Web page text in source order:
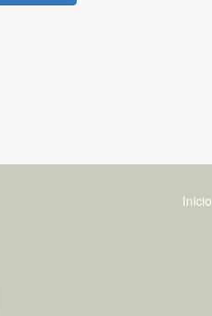
Inicio